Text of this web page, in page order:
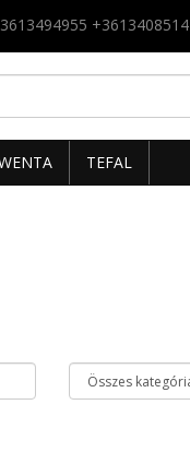
+3613408514
TEFAL